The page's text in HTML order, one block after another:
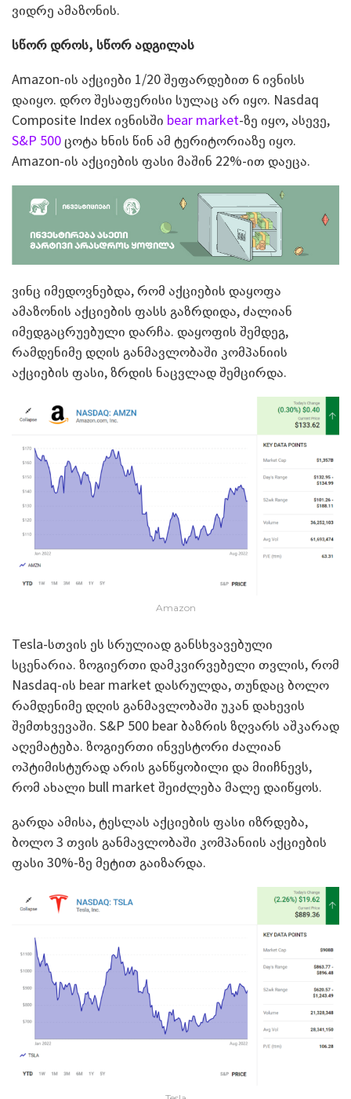
ვიდრე ამაზონის.
სწორ დროს, სწორ ადგილას
Amazon-ის აქციები 1/20 შეფარდებით 6 ივნისს
დაიყო. დრო შესაფერისი სულაც არ იყო. Nasdaq
Composite Index ივნისში bear market-ზე იყო, ასევე,
S&P 500ცოტა ხნის წინ ამ ტერიტორიაზე იყო.
Amazon-ის აქციების ფასი მაშინ 22%-ით დაეცა.
ვინც იმედოვნებდა, რომ აქციების დაყოფა
ამაზონის აქციების ფასს გაზრდიდა, ძალიან
იმედგაცრუებული დარჩა. დაყოფის შემდეგ,
რამდენიმე დღის განმავლობაში კომპანიის
აქციების ფასი, ზრდის ნაცვლად შემცირდა.
Amazon
Tesla-სთვის ეს სრულიად განსხვავებული
სცენარია. ზოგიერთი დამკვირვებელი თვლის, რომ
Nasdaq-ის bear market დასრულდა, თუნდაც ბოლო
რამდენიმე დღის განმავლობაში უკან დახევის
შემთხვევაში. S&P 500 bear ბაზრის ზღვარს აშკარად
აღემატება. ზოგიერთი ინვესტორი ძალიან
ოპტიმისტურად არის განწყობილი და მიიჩნევს,
რომ ახალი bull market შეიძლება მალე დაიწყოს.
გარდა ამისა, ტესლას აქციების ფასი იზრდება,
ბოლო 3 თვის განმავლობაში კომპანიის აქციების
ფასი 30%-ზე მეტით გაიზარდა.